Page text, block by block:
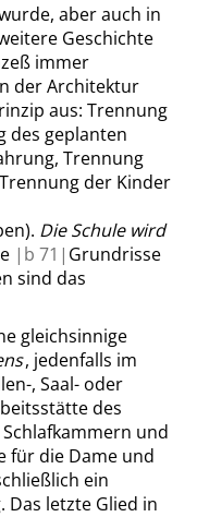
aber auch in
Geschichte
immer
der Architektur
aus: Trennung
des geplanten
Trennung
der Kinder
Die Schule wird
| b 71| Grundrisse
sind das
gleichsinnige
, jedenfalls im
, Saal- oder
des
und
für die Dame und
ein
letzte Glied in